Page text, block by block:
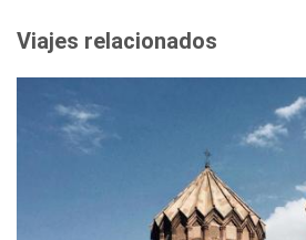
Viajes relacionados